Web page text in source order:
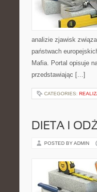
analizie zjawisk
państwach
Mafia. Portal opisuje
przedstawiając […]
CATEGORIES:
DIETA I
POSTED BY ADMIN